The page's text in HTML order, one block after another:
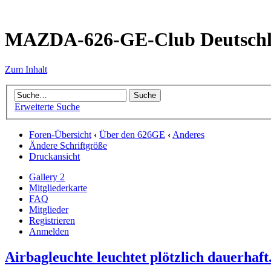
MAZDA-626-GE-Club
Zum Inhalt
Erweiterte Suche
Foren-Übersicht ‹ Über den 626GE ‹Anderes
Ändere Schriftgröße
Druckansicht
Gallery 2
Mitgliederkarte
FAQ
Mitglieder
Registrieren
Anmelden
Airbagleuchte leuchtet plötzlich dauerhaft.